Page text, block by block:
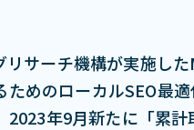
リサーチ機構が実施し
ためのローカルSEO最
2023年9月新たに「累